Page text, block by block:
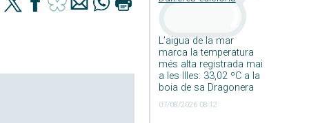
L’aigua de la mar
marca la temperatura
més alta registrada mai
a les Illes: 33,02 ºC a la
boia de sa Dragonera
07/08/2026 08:12